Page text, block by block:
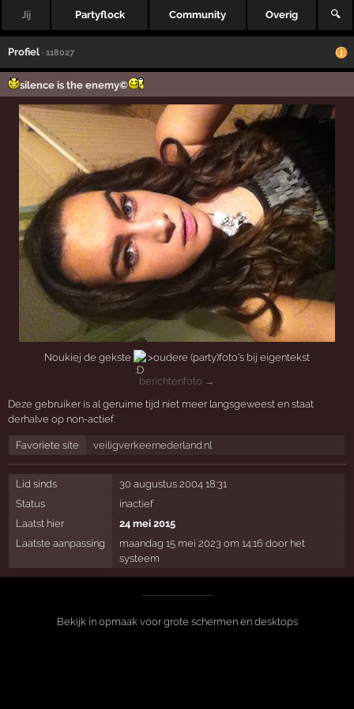
Jij Partyflock Community Overig 🔍
Profiel · 118027
silence is the enemy©
Noukiej de gekste
>oudere (party)foto's bij eigentekst
berichtenfoto →
Deze gebruiker is al geruime tijd niet meer langsgeweest en staat
derhalve op non-actief.
Favoriete site veiligverkeernederland.nl
Lid sinds
30 augustus 2004 18:31
Status
inactief
Laatst hier
24 mei 2015
Laatste aanpassing
maandag 15 mei 2023 om 14:16 door het
systeem
Bekijk in opmaak voor grote schermen en desktops